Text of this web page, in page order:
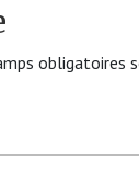
obligatoires